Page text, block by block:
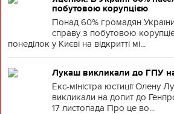
побутовою корупцією
Понад 60% громадян
справу з побутовою
понеділок у Києві на відкритті мі...
Лукаш викликали до ГПУ
Екс-міністра юстиції Олену
викликали на допит до
17 листопада Про це во...